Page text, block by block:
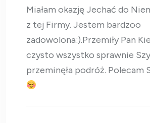
Miałam okazję Jechać do
z tej Firmy. Jestem bardzoo
zadowolona:).Przemiły Pan
czysto wszystko sprawnie
przeminęła podróż. Polecam